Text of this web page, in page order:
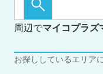
周辺でマイコプラズ
お探ししているエリア